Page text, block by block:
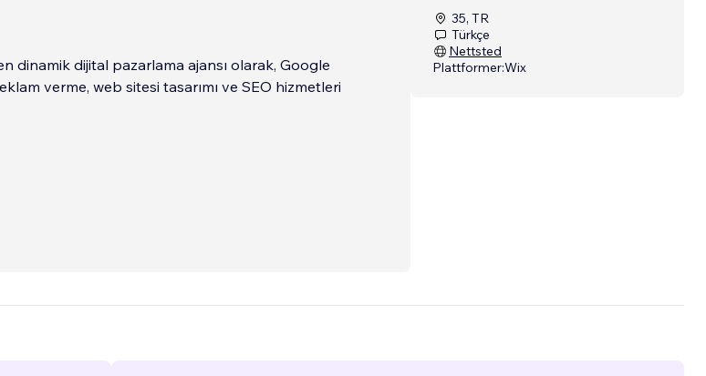
dinamik dijital pazarlama ajansı olarak, Google
verme, web sitesi tasarımı ve SEO hizmetleri
35, TR
Türkçe
Nettsted
Plattformer:Wix